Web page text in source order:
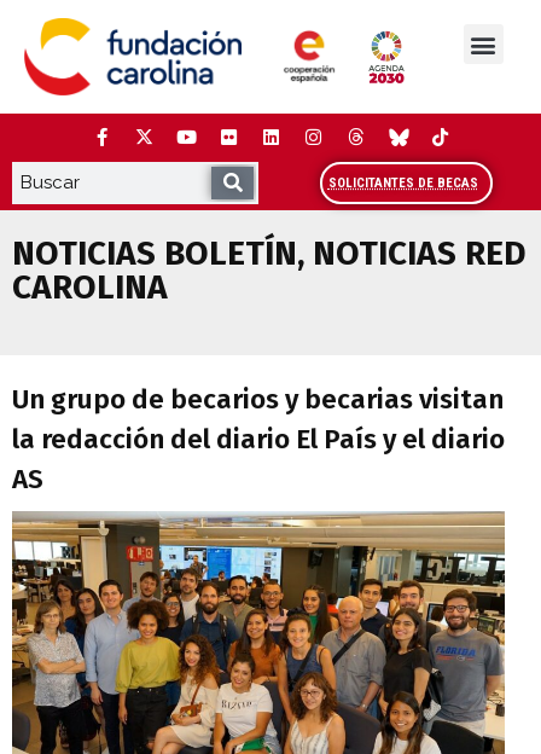
contenido
SOLICITANTES DE BECAS
NOTICIAS BOLETÍN, NOTICIAS RED
CAROLINA
Un grupo de becarios y becarias
Un grupo de becarios y becarias visitan
la redacción del diario El País y el diario
AS